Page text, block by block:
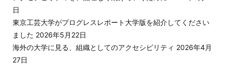
日
東京工芸大学がプログレスレポート大学版を紹介してください
ました 2026年5月22日
海外の大学に見る、組織としてのアクセシビリティ 2026年4月
27日